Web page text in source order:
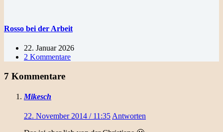
Rosso bei der Arbeit
22. Januar 2026
2 Kommentare
7 Kommentare
Mikesch
22. November 2014 / 11:35 Antworten